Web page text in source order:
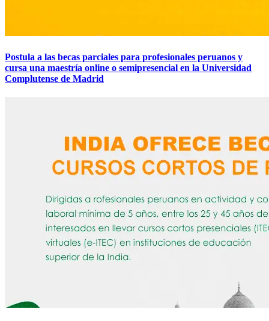
Postula a las becas parciales para profesionales peruanos y
cursa una maestría online o semipresencial en la Universidad
Complutense de Madrid